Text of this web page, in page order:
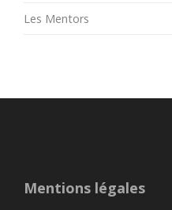
Les Mentors
Mentions légales